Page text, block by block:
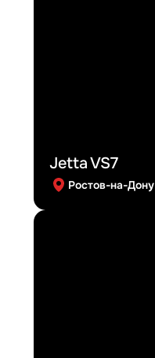
Jetta VS7
Ростов-на-Дону